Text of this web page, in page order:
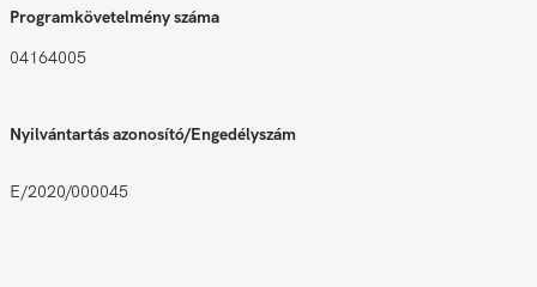
Programkövetelmény száma
04164005
Nyilvántartás azonosító/Engedélyszám
E/2020/000045